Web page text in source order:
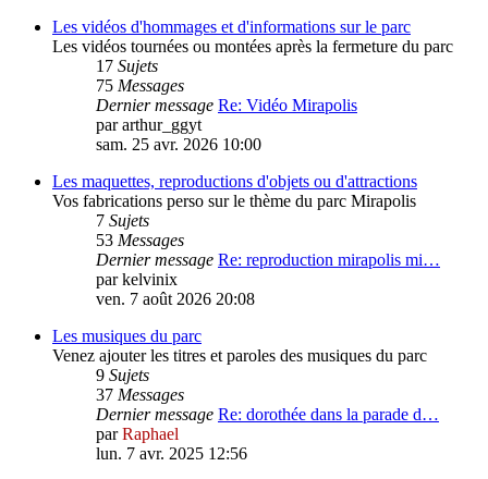
Les vidéos d'hommages et d'informations sur le parc
Les vidéos tournées ou montées après la fermeture du parc
17 Sujets
75 Messages
Dernier message Re: Vidéo Mirapolis
pararthur_ggyt
sam. 25 avr. 2026 10:00
Les maquettes, reproductions d'objets ou d'attractions
Vos fabrications perso sur le thème du parc Mirapolis
7 Sujets
53 Messages
Dernier message Re: reproduction mirapolis mi…
parkelvinix
ven. 7 août 2026 20:08
Les musiques du parc
Venez ajouter les titres et paroles des musiques du parc
9 Sujets
37 Messages
Dernier message Re: dorothée dans la parade d…
parRaphael
lun. 7 avr. 2025 12:56